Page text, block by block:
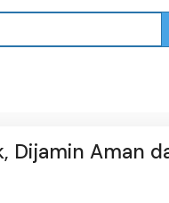
Dijamin Aman